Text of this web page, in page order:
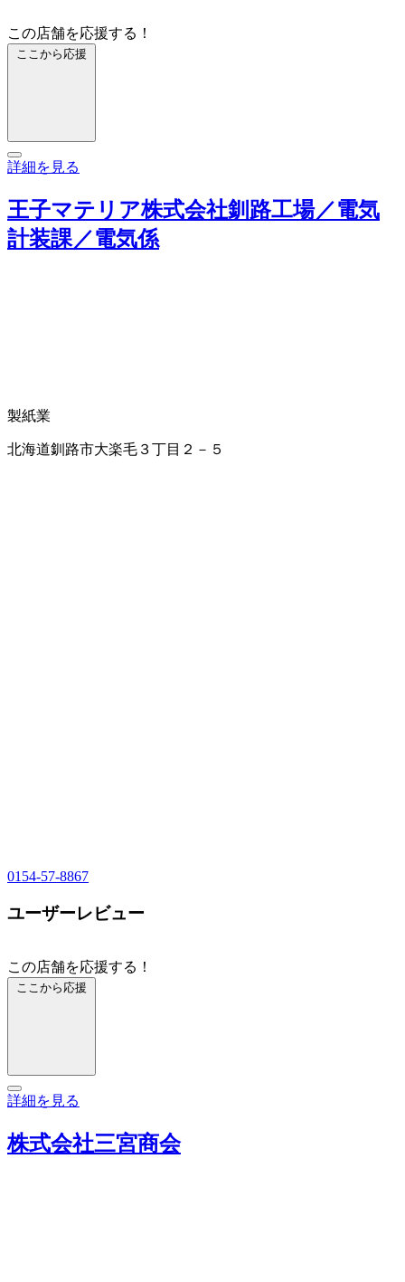
この店舗を応援する！
ここから応援
詳細を見る
王子マテリア株式会社釧路工場／電気
計装課／電気係
製紙業
北海道釧路市大楽毛３丁目２－５
0154-57-8867
ユーザーレビュー
この店舗を応援する！
ここから応援
詳細を見る
株式会社三宮商会